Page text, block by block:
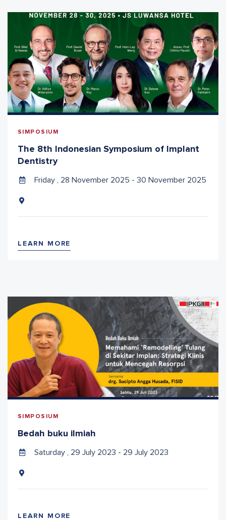
SIMPOSIUM
The 8th Indonesian Symposium of Implant
Dentistry
Friday , 28 November 2025 - 30 November 2025
LEARN MORE
SIMPOSIUM
Bedah buku ilmiah
Saturday , 29 July 2023 - 29 July 2023
LEARN MORE